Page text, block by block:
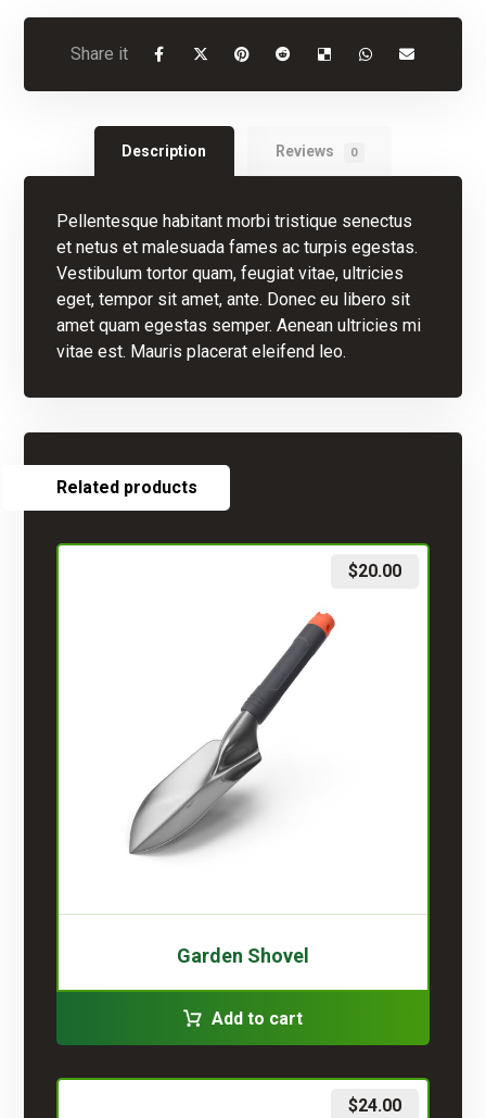
Description Reviews 0
Pellentesque habitant morbi tristique senectus
et netus et malesuada fames ac turpis egestas.
Vestibulum tortor quam, feugiat vitae, ultricies
eget, tempor sit amet, ante. Donec eu libero sit
amet quam egestas semper. Aenean ultricies mi
vitae est. Mauris placerat eleifend leo.
Related products
Garden Shovel
$20.00
Add to cart
$24.00